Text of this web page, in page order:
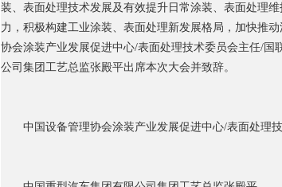
装、表面处理技术发展及有效提升日常涂装、表面处理
力，积极构建工业涂装、表面处理新发展格局，加快推
协会涂装产业发展促进中心/表面处理技术委员会主任/国
公司集团工艺总监张殿平出席本次大会并致辞。
中国设备管理协会涂装产业发展促进中心/表面处理